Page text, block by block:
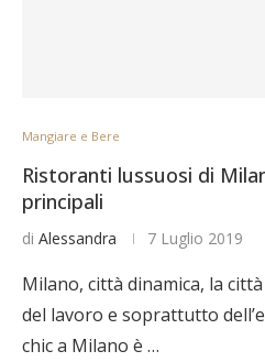
Mangiare e Bere
Ristoranti lussuosi di
principali
di Alessandra 7 Luglio 2019
Milano, città dinamica, la
del lavoro e soprattutto
chic a Milano è …